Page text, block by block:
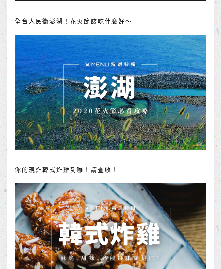
全台人民衝澎湖！花火節該吃什麼好～
你的現炸韓式炸雞到囉！請查收！